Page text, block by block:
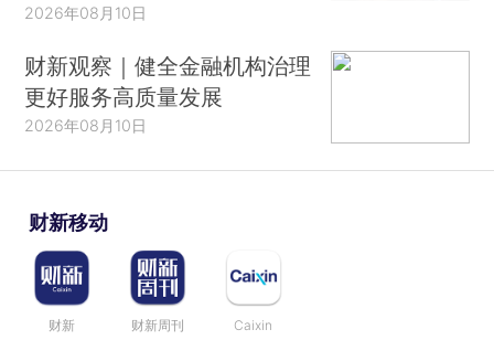
2026年08月10日
财新观察｜健全金融机构治理
更好服务高质量发展
2026年08月10日
财新移动
财新 财新周刊 Caixin